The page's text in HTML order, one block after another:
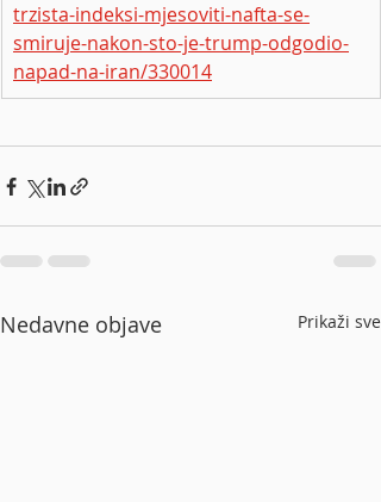
trzista-indeksi-mjesoviti-nafta-se-
smiruje-nakon-sto-je-trump-odgodio-
napad-na-iran/330014
Nedavne objave Prikaži sve